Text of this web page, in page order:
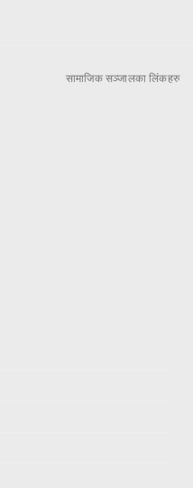
सामाजिक सञ्जालका लिंकहरु